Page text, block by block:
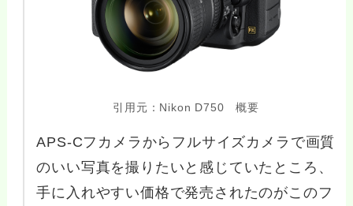
引用元：Nikon D750 概要
APS-Cフカメラからフルサイズカメラで画質
のいい写真を撮りたいと感じていたところ、
手に入れやすい価格で発売されたのがこのフ